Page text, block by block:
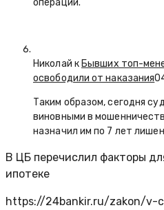
Николай к Бывших топ-
освободили от наказания
Таким образом, сегодня
виновными в
назначил им по 7 лет
В ЦБ перечислил факторы
ипотеке
https://24bankir.ru/zakon/v-